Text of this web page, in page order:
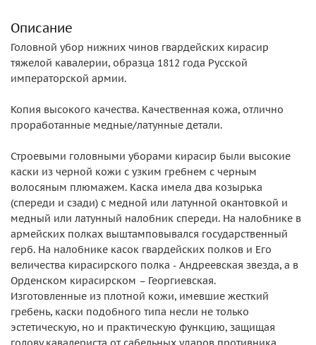
Описание
Головной убор нижних чинов гвардейских кирасир
тяжелой кавалерии, образца 1812 года Русской
императорской армии.
Копия высокого качества. Качественная кожа, отлично
проработанные медные/латунные детали.
Строевыми головными уборами кирасир были высокие
каски из черной кожи с узким гребнем с черным
волосяным плюмажем. Каска имела два козырька
(спереди и сзади) с медной или латунной окантовкой и
медный или латунный налобник спереди. На налобнике в
армейских полках выштамповывался государственный
герб. На налобнике касок гвардейских полков и Его
величества кирасирского полка - Андреевская звезда, а в
Орденском кирасирском – Георгиевская.
Изготовленные из плотной кожи, имевшие жесткий
гребень, каски подобного типа несли не только
эстетическую, но и практическую функцию, защищая